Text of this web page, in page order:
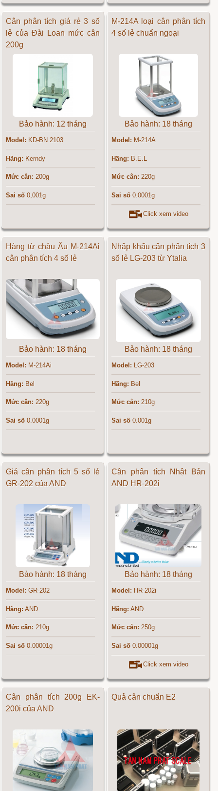
Cân phân tích giá rẻ 3 số
lẻ của Đài Loan mức cân
200g
Bảo hành: 12 tháng
Model: KD-BN 2103
Hãng: Kerndy
Mức cân: 200g
Sai số 0,001g
M-214A loại cân phân tích
4 số lẻ chuẩn ngoại
Bảo hành: 18 tháng
Model: M-214A
Hãng: B.E.L
Mức cân: 220g
Sai số 0.0001g
Click xem video
Hàng từ châu Âu M-214Ai
cân phân tích 4 số lẻ
Bảo hành: 18 tháng
Model: M-214Ai
Hãng: Bel
Mức cân: 220g
Sai số 0.0001g
Nhập khẩu cân phân tích 3
số lẻ LG-203 từ Ytalia
Bảo hành: 18 tháng
Model: LG-203
Hãng: Bel
Mức cân: 210g
Sai số 0.001g
Giá cân phân tích 5 số lẻ
GR-202 của AND
Bảo hành: 18 tháng
Model: GR-202
Hãng: AND
Mức cân: 210g
Sai số 0.00001g
Cân phân tích Nhật Bản
AND HR-202i
Bảo hành: 18 tháng
Model: HR-202i
Hãng: AND
Mức cân: 250g
Sai số 0.00001g
Click xem video
Cân phân tích 200g EK-
200i của AND
Quả cân chuẩn E2